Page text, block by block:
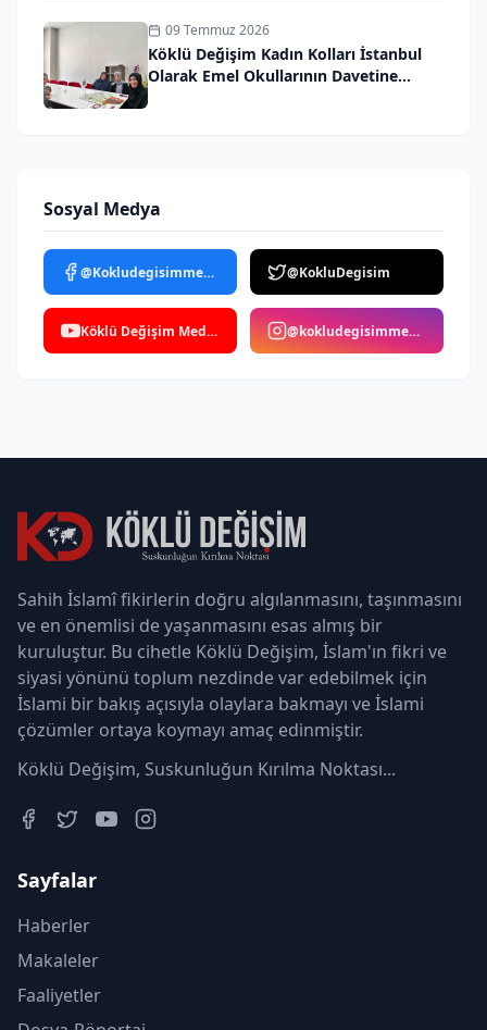
09 Temmuz 2026
Köklü Değişim Kadın Kolları İstanbul
Olarak Emel Okullarının Davetine
Sosyal Medya
@Kokludegisimmedya @KokluDegisim
Köklü Değişim Medya @kokludegisimmedya
Sahih İslamî fikirlerin doğru algılanmasını, taşınmasını
ve en önemlisi de yaşanmasını esas almış bir
kuruluştur. Bu cihetle Köklü Değişim, İslam'ın fikri ve
siyasi yönünü toplum nezdinde var edebilmek için
İslami bir bakış açısıyla olaylara bakmayı ve İslami
çözümler ortaya koymayı amaç edinmiştir.
Köklü Değişim, Suskunluğun Kırılma Noktası...
Sayfalar
Haberler
Makaleler
Faaliyetler